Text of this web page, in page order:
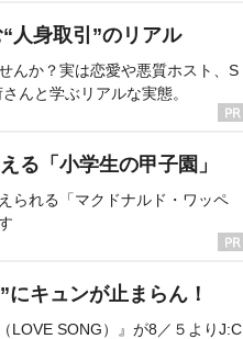
人身取引”のリアル
んか？実は恋愛や悪質ホスト、S
んと学ぶリアルな実態。
る「小学生の甲子園」
られる「マクドナルド・ワッペ
キュンが止まらん！
LOVE SONG）』が8／５よりJ:C